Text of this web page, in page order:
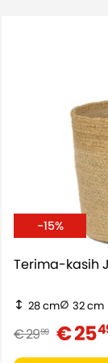
-15%
Terima-kasih
28 cm 32 cm
€ 2999 € 25